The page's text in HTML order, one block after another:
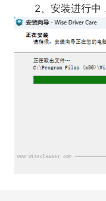
2、安装进行中